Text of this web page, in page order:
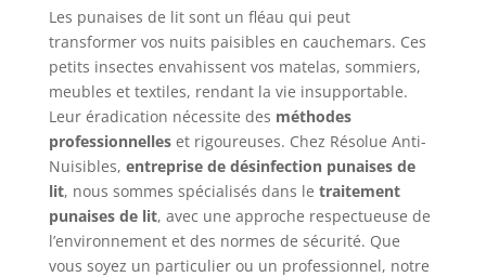
Les punaises de lit sont un fléau qui peut
transformer vos nuits paisibles en cauchemars. Ces
petits insectes envahissent vos matelas, sommiers,
meubles et textiles, rendant la vie insupportable.
Leur éradication nécessite des méthodes
professionnelleset rigoureuses. Chez Résolue Anti-
Nuisibles, entreprise de désinfection punaises de
lit, nous sommes spécialisés dans le traitement
punaises de lit, avec une approche respectueuse de
l’environnement et des normes de sécurité. Que
vous soyez un particulier ou un professionnel, notre